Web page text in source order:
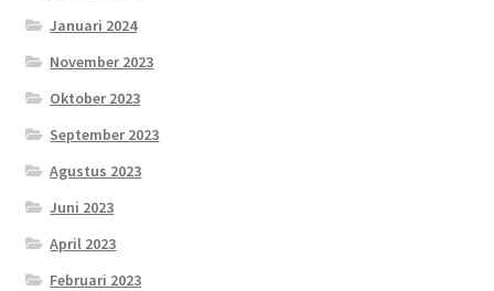
Januari 2024
November 2023
Oktober 2023
September 2023
Agustus 2023
Juni 2023
April 2023
Februari 2023